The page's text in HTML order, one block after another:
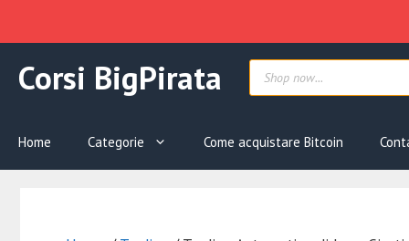
contenuto
Corsi BigPirata Products
search
Home Categorie Come acquistare Bitcoin